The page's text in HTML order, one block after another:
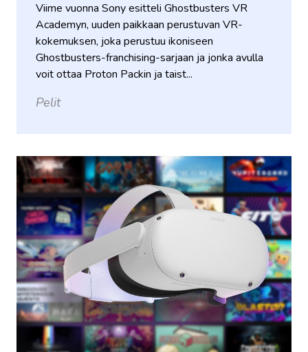
Viime vuonna Sony esitteli Ghostbusters VR
Academyn, uuden paikkaan perustuvan VR-
kokemuksen, joka perustuu ikoniseen
Ghostbusters-franchising-sarjaan ja jonka avulla
voit ottaa Proton Packin ja taist...
Pelit